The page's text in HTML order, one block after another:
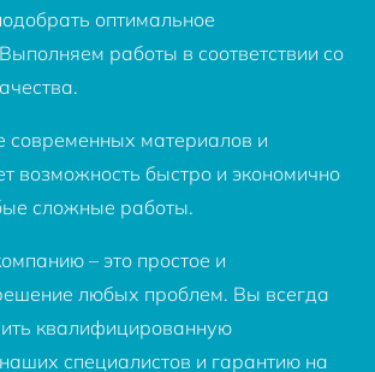
оптимальное
работы в соответствии со
современных материалов и
возможность быстро и экономично
сложные работы.
– это простое и
любых проблем. Вы всегда
квалифицированную
специалистов и гарантию на